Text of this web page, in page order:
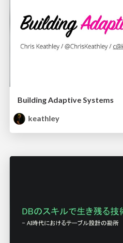
Building Adaptive Systems
keathley